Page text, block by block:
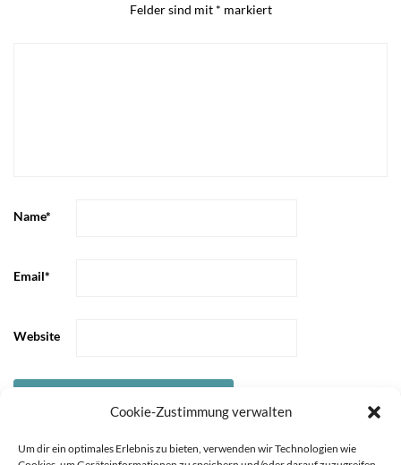
Cookie-Zustimmung verwalten
Um dir ein optimales Erlebnis zu bieten, verwenden wir Technologien wie
Felder sind mit * markiert
Name*
Email*
Website